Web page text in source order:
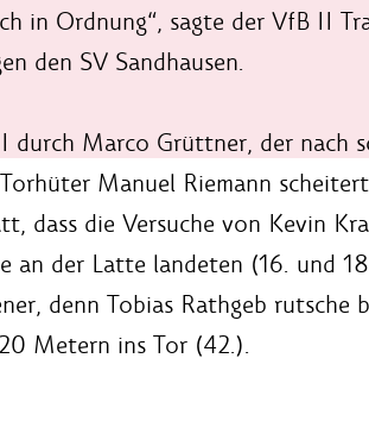
in Ordnung“, sagte der VfB II
den SV Sandhausen.
durch Marco Grüttner, der nach
Manuel Riemann
dass die Versuche von Kevin
an der Latte landeten (16. und
denn Tobias Rathgeb
Metern ins Tor (42.).